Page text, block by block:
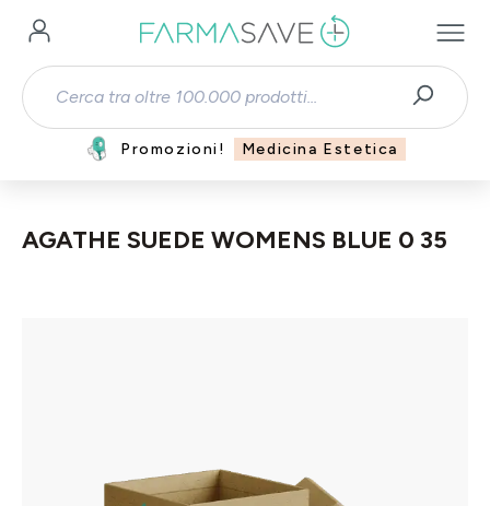
Passa al contenuto principale
Promozioni! Medicina Estetica
AGATHE SUEDE WOMENS BLUE 0 35